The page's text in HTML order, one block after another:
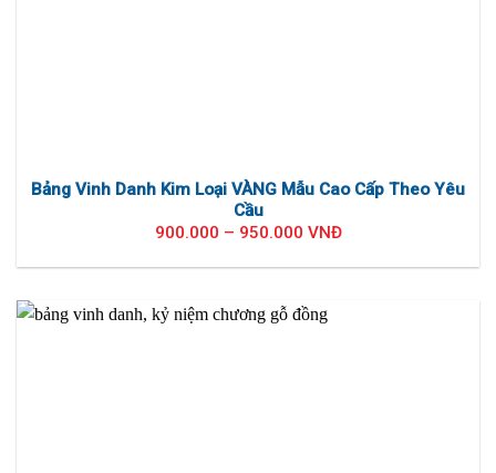
Bảng Vinh Danh Kim Loại VÀNG Mẫu Cao Cấp Theo Yêu
Cầu
900.000 – 950.000 VNĐ